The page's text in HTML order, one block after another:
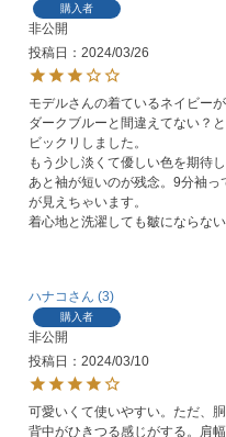
購入者
非公開
投稿日
2024/03/26
モデルさんの着ているネイビーが
ダークブルーと間違えてない？
ビックリしました。
もう少し淡くて優しい色を期待し
あと袖が短いのが残念。9分袖っ
が見えちゃいます。
着心地と洗濯しても皺にならない
ハナコ 3
購入者
非公開
投稿日
2024/03/10
可愛いくて使いやすい。ただ、
背中がひきつる感じがする。肩